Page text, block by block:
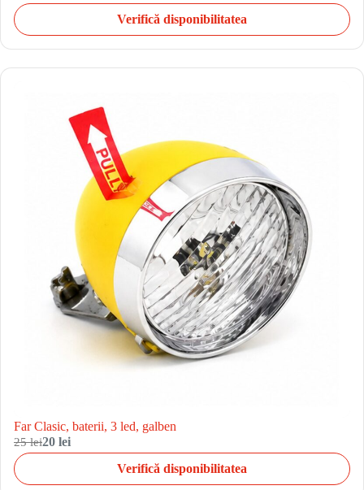
Verifică disponibilitatea
Far Clasic, baterii, 3 led, galben
25 lei20 lei
Verifică disponibilitatea